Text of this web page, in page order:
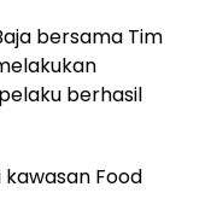
bersama Tim
berhasil
kawasan Food